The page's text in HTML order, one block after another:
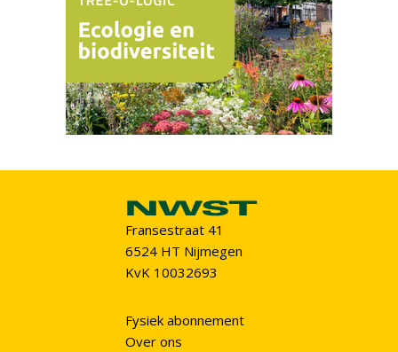
Fransestraat 41
6524 HT Nijmegen
KvK 10032693
Fysiek abonnement
Over ons